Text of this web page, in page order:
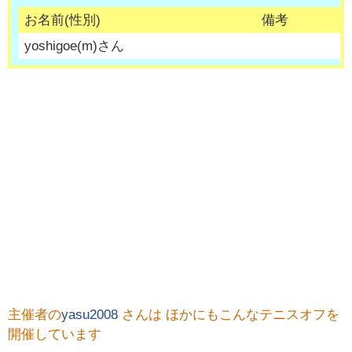
お名前(性別)
備考
yoshigoe(m)さん
主催者のyasu2008 さんは ほかにもこんなテニスオフを
開催しています